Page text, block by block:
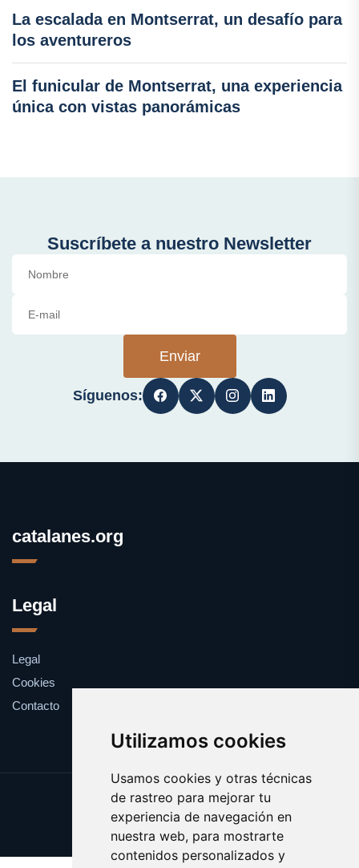
Utilizamos cookies
Usamos cookies y otras técnicas
de rastreo para mejorar tu
experiencia de navegación en
nuestra web, para mostrarte
contenidos personalizados y
La escalada en Montserrat, un desafío para
los aventureros
El funicular de Montserrat, una experiencia
única con vistas panorámicas
Suscríbete a nuestro Newsletter
Enviar
Síguenos:
catalanes.org
Legal
Legal
Cookies
Contacto
Update cookies preferences
Copyright © 2025 catalanes.org